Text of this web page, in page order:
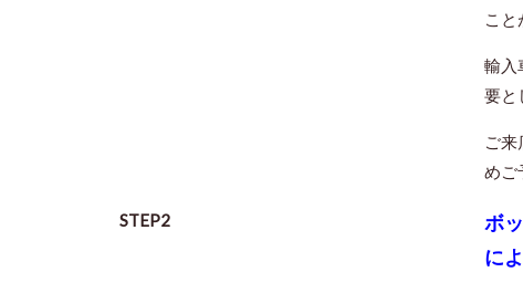
こと
輸入
要と
ご
めご
STEP2
ボ
に